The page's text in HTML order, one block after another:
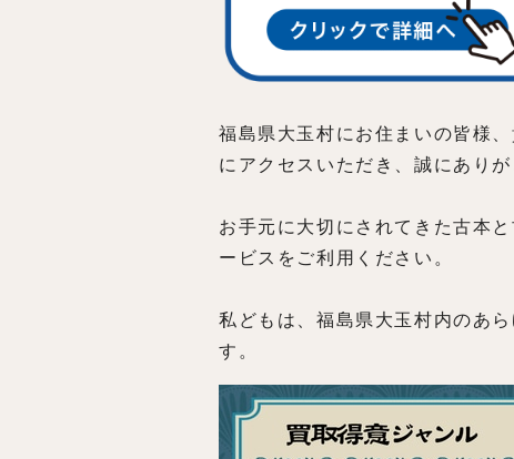
福島県大玉村にお住まいの皆様
にアクセスいただき、誠にありが
お手元に大切にされてきた古本
ービスをご利用ください。
私どもは、福島県大玉村内のあ
す。